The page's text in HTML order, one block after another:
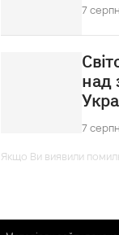
7
над
7
Якщо Ви виявили